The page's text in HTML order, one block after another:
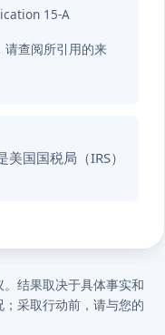
15-A
请查阅所引用的来
国国税局（IRS）
结果取决于具体事实和
采取行动前，请与您的